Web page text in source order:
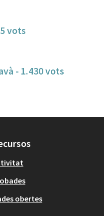
vots
- 1.430 vots
obertes